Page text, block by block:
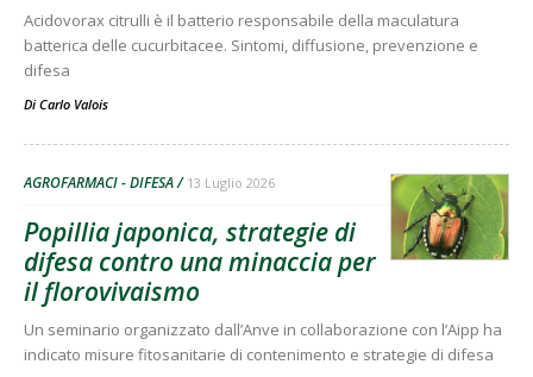
Acidovorax citrulli è il batterio responsabile della maculatura
batterica delle cucurbitacee. Sintomi, diffusione, prevenzione e
difesa
Di Carlo Valois
AGROFARMACI - DIFESA 13 Luglio 2026
Popillia japonica, strategie di
difesa contro una minaccia per
il florovivaismo
Un seminario organizzato dall’Anve in collaborazione con l’Aipp ha
indicato misure fitosanitarie di contenimento e strategie di difesa